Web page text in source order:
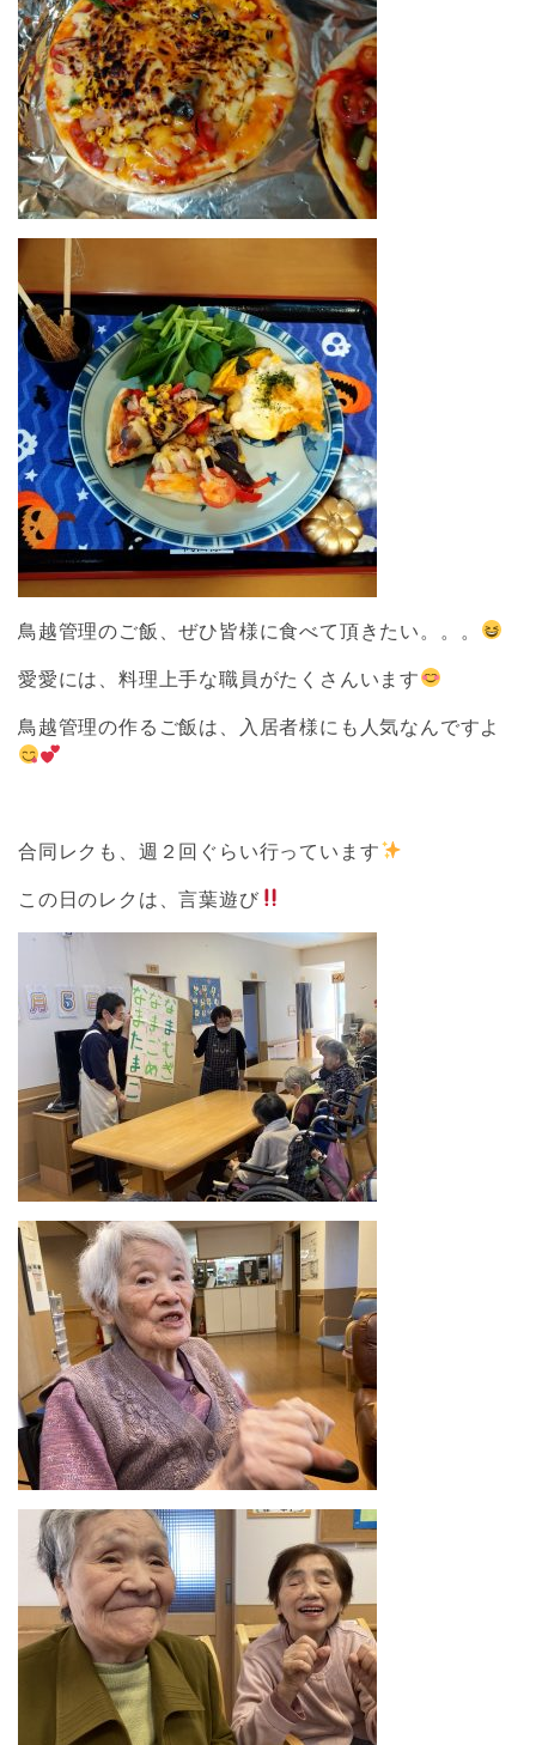
鳥越管理のご飯、ぜひ皆様に食べて頂きたい。。。
愛愛には、料理上手な職員がたくさんいます
鳥越管理の作るご飯は、入居者様にも人気なんですよ
合同レクも、週２回ぐらい行っています
この日のレクは、言葉遊び